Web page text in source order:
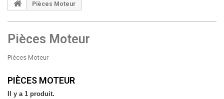
Pièces Moteur
Pièces Moteur
Pièces Moteur
PIÈCES MOTEUR
Il y a 1 produit.